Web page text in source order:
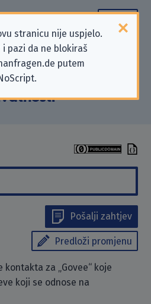
stranicu nije uspjelo.
pazi da ne blokiraš
putem
„Govee” koji se
za zaštitu
Pošalji zahtjev
Predloži promjenu
za „Govee“ koje
koji se odnose na